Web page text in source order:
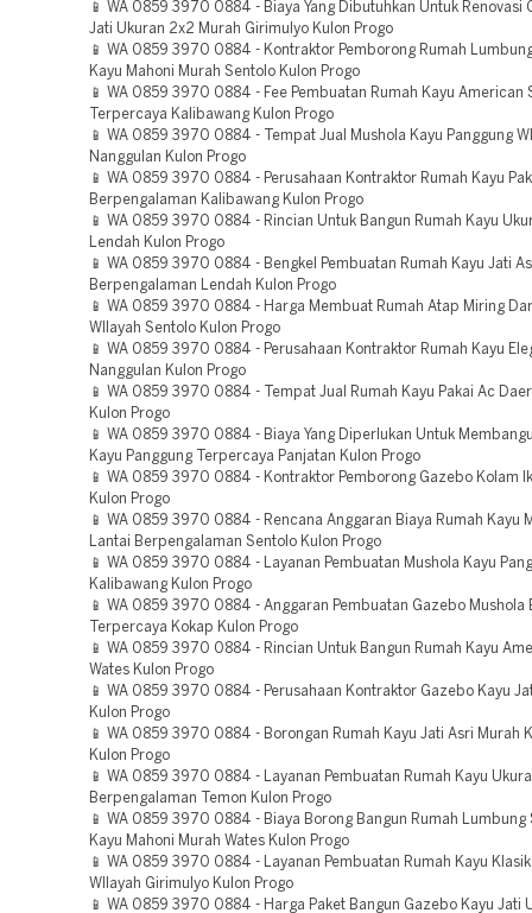
📱 WA 0859 3970 0884 - Biaya Yang Dibutuhkan Untuk Renovasi
Jati Ukuran 2x2 Murah Girimulyo Kulon Progo
📱 WA 0859 3970 0884 - Kontraktor Pemborong Rumah
Kayu Mahoni Murah Sentolo Kulon Progo
📱 WA 0859 3970 0884 - Fee Pembuatan Rumah Kayu American
Terpercaya Kalibawang Kulon Progo
📱 WA 0859 3970 0884 - Tempat Jual Mushola Kayu Panggung
Nanggulan Kulon Progo
📱 WA 0859 3970 0884 - Perusahaan Kontraktor Rumah Kayu
Berpengalaman Kalibawang Kulon Progo
📱 WA 0859 3970 0884 - Rincian Untuk Bangun Rumah Kayu
Lendah Kulon Progo
📱 WA 0859 3970 0884 - Bengkel Pembuatan Rumah Kayu Jati
Berpengalaman Lendah Kulon Progo
📱 WA 0859 3970 0884 - Harga Membuat Rumah Atap Miring
WIlayah Sentolo Kulon Progo
📱 WA 0859 3970 0884 - Perusahaan Kontraktor Rumah Kayu
Nanggulan Kulon Progo
📱 WA 0859 3970 0884 - Tempat Jual Rumah Kayu Pakai Ac
Kulon Progo
📱 WA 0859 3970 0884 - Biaya Yang Diperlukan Untuk
Kayu Panggung Terpercaya Panjatan Kulon Progo
📱 WA 0859 3970 0884 - Kontraktor Pemborong Gazebo Kolam
Kulon Progo
📱 WA 0859 3970 0884 - Rencana Anggaran Biaya Rumah Kayu
Lantai Berpengalaman Sentolo Kulon Progo
📱 WA 0859 3970 0884 - Layanan Pembuatan Mushola Kayu
Kalibawang Kulon Progo
📱 WA 0859 3970 0884 - Anggaran Pembuatan Gazebo Mushola
Terpercaya Kokap Kulon Progo
📱 WA 0859 3970 0884 - Rincian Untuk Bangun Rumah Kayu
Wates Kulon Progo
📱 WA 0859 3970 0884 - Perusahaan Kontraktor Gazebo Kayu
Kulon Progo
📱 WA 0859 3970 0884 - Borongan Rumah Kayu Jati Asri Murah
Kulon Progo
📱 WA 0859 3970 0884 - Layanan Pembuatan Rumah Kayu
Berpengalaman Temon Kulon Progo
📱 WA 0859 3970 0884 - Biaya Borong Bangun Rumah Lumbung
Kayu Mahoni Murah Wates Kulon Progo
📱 WA 0859 3970 0884 - Layanan Pembuatan Rumah Kayu
WIlayah Girimulyo Kulon Progo
📱 WA 0859 3970 0884 - Harga Paket Bangun Gazebo Kayu Jati